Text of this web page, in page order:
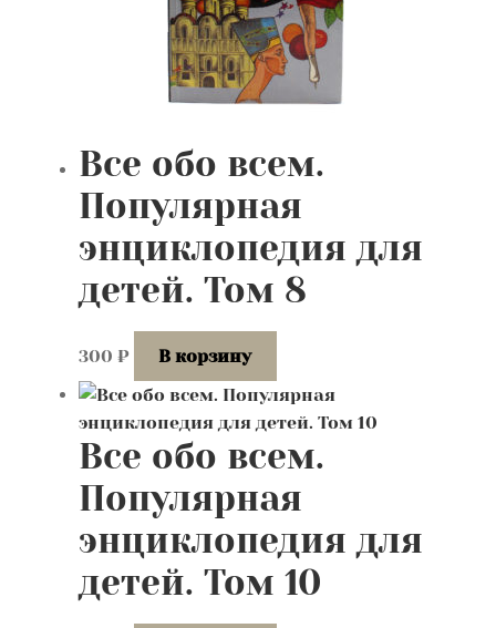
Все обо всем.
Популярная
энциклопедия для
детей. Том 8
300 ₽ В корзину
Все обо всем.
Популярная
энциклопедия для
детей. Том 10